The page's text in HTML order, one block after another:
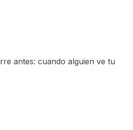
antes: cuando alguien ve tu